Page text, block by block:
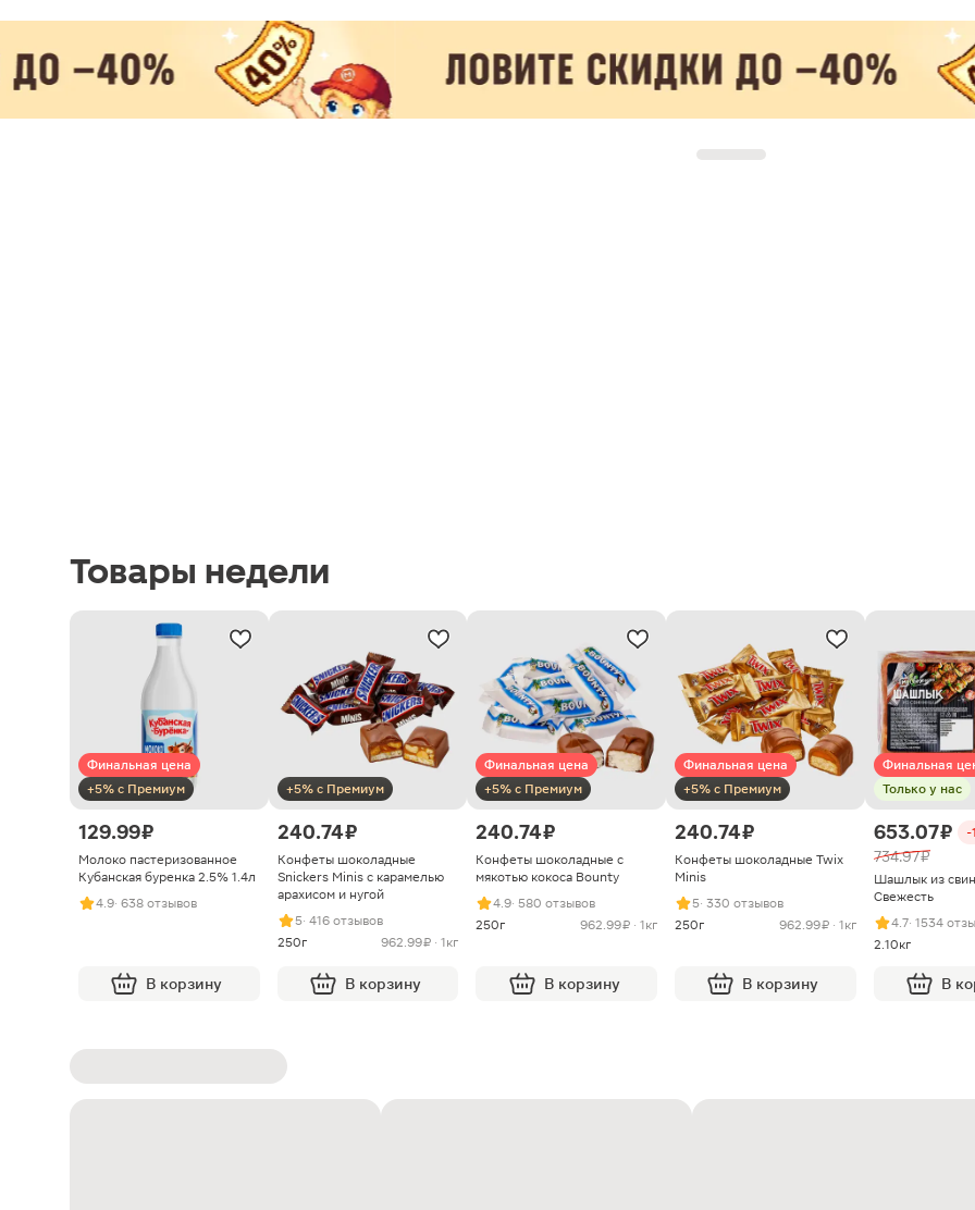
Товары недели
Финальная цена
+5% с Премиум
129.99 ₽
Молоко пастеризованное
Кубанская буренка 2.5% 1.4л
4.9· 638 отзывов
В корзину
+5% с Премиум
240.74 ₽
Конфеты шоколадные
Snickers Minis с карамелью
арахисом и нугой
5· 416 отзывов
250г
962.99 ₽ · 1кг
В корзину
Финальная цена
+5% с Премиум
240.74 ₽
Конфеты шоколадные с
мякотью кокоса Bounty
4.9· 580 отзывов
250г
962.99 ₽ · 1кг
В корзину
Финальная цена
+5% с Премиум
240.74 ₽
Конфеты шоколадные Twix
Minis
5· 330 отзывов
250г
962.99 ₽ · 1кг
В корзину
Финальная
Только у нас
653.07 ₽ -
734.97 ₽
Шашлык из
Свежесть
4.7· 1534
2.10кг
В